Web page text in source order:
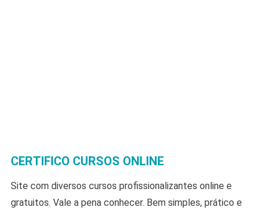
CERTIFICO CURSOS ONLINE
Site com diversos cursos profissionalizantes online e
gratuitos. Vale a pena conhecer. Bem simples, prático e